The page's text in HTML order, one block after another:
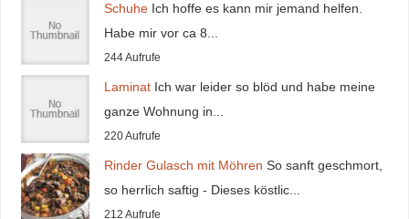
Schuhe Ich hoffe es kann mir jemand helfen.
Habe mir vor ca 8...
244 Aufrufe
Laminat Ich war leider so blöd und habe meine
ganze Wohnung in...
220 Aufrufe
Rinder Gulasch mit Möhren So sanft geschmort,
so herrlich saftig - Dieses köstlic...
212 Aufrufe